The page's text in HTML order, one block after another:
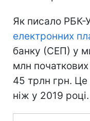
Як писало РБК-
електронних
банку (СЕП) у
млн
45 трлн грн. Це
ніж у 2019 році.